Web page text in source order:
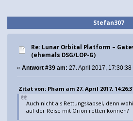
Stefan307
Re: Lunar Orbital Platform –
(ehemals DSG/LOP-G)
« Antwort #39 am: 27. April 2017, 17:30:38
Zitat von: Pham am 27. April 2017,
Auch nicht als Rettungskapsel, denn
auf der Reise mit Orion retten können?